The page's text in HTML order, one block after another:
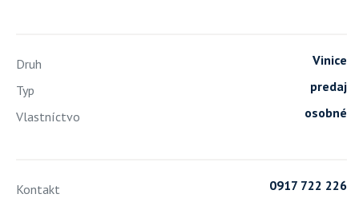
Druh
Vinice
Typ
predaj
Vlastníctvo
osobné
Kontakt
0917 722 226